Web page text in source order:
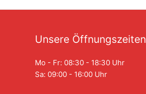
Unsere Öffnungszeiten
Mo - Fr: 08:30 - 18:30 Uhr
Sa: 09:00 - 16:00 Uhr